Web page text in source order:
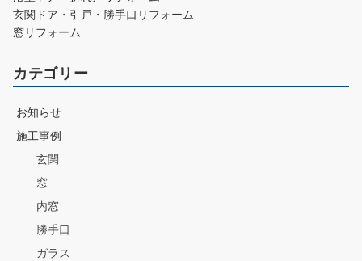
玄関ドア・引戸・勝手口リフォーム
窓リフォーム
カテゴリー
お知らせ
施工事例
玄関
窓
内窓
勝手口
ガラス